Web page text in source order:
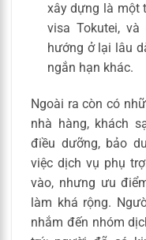
xây dựng là một
visa Tokutei,
hướng ở lại lâu
ngắn hạn khác.
Ngoài ra còn có
nhà hàng, khách
điều dưỡng, bảo
việc dịch vụ phụ
vào, nhưng ưu
làm khá rộng.
nhắm đến nhóm